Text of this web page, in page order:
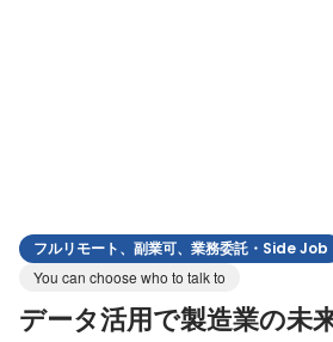
フルリモート、副業可、業務委託・Side Job
You can choose who to talk to
データ活用で製造業の未